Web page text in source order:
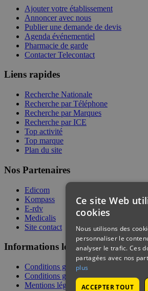
Ajouter votre établissement
Annoncer avec nous
Publier une demande de devis
Agenda événementiel
Pharmacie de garde
Contacter Telecontact
Liens rapides
Recherche Nationale
Recherche par Téléphone
Recherche par Marques
Recherche par ICE
Top activité
Top marque
Plan du site
Nos Partenaires
Edicom
Kompass
E-rdv
Medicalis
Site contact
Informations légales
Conditions générales de services
Conditions générales de vente
Mentions légales
Ce site Web
cookies
Nous utilisons des
personnaliser le
analyser le trafic. Ces
partagées avec nos
plus
ACCEPTER TOUT